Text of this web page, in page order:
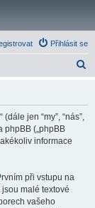
Přihlásit se
jen “my”, “nás”,
phpBB („phpBB
informace
při vstupu na
malé textové
vašeho